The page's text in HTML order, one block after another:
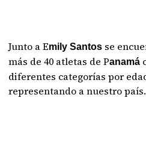
Junto a Emily Santos se
más de 40 atletas de Panamá
diferentes categorías por
representando a nuestro país.